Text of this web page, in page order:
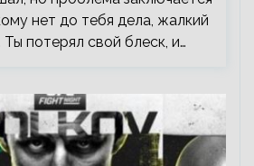
нет до тебя дела, жалкий
потерял свой блеск, и…